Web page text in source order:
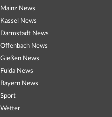
Mainz News
Kassel News
Darmstadt News
Offenbach News
Gießen News
Fulda News
Bayern News
Sport
Wetter